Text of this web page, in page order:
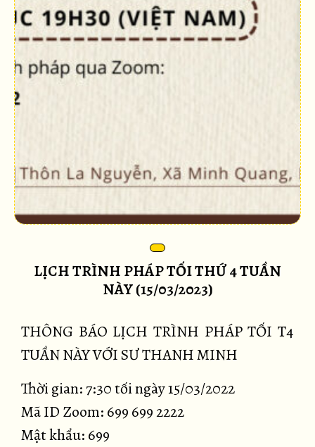
LỊCH TRÌNH PHÁP TỐI THỨ 4 TUẦN
NÀY (15/03/2023)
THÔNG BÁO LỊCH TRÌNH PHÁP TỐI T4
TUẦN NÀY VỚI SƯ THANH MINH
Thời gian: 7:30 tối ngày 15/03/2022
Mã ID Zoom: 699 699 2222
Mật khẩu: 699